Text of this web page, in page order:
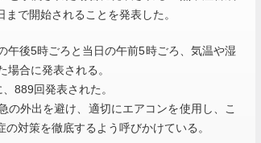
で開始されることを発表した。
後5時ごろと当日の午前5時ごろ、気温や湿
合に発表される。
889回発表された。
外出を避け、適切にエアコンを使用し、こ
対策を徹底するよう呼びかけている。